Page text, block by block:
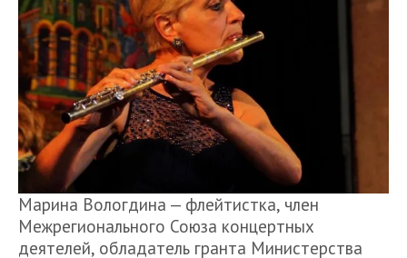
Марина Вологдина — флейтистка, член
Межрегионального Союза концертных
деятелей, обладатель гранта Министерства